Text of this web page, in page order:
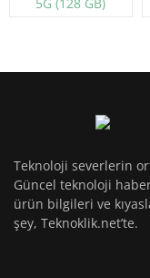
Teknoloji severlerin
Güncel teknoloji
ürün bilgileri ve
şey, Teknoklik.net’te.